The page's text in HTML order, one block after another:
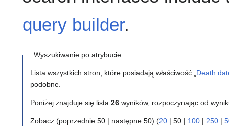
query builder.
Wyszukiwanie po atrybucie
Lista wszystkich stron, które posiadają właściwość „ Death
podobne.
Poniżej znajduje się lista 26 wyników, rozpoczynając od
Zobacz (poprzednie 50 | następne 50) (20 | 50 | 100 | 250 |